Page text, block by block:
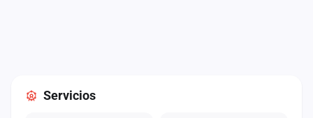
Servicios